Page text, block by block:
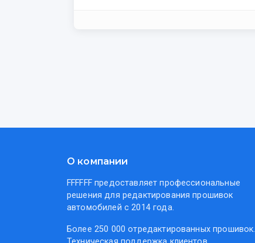
О компании
FFFFFF предоставляет профессиональные
решения для редактирования прошивок
автомобилей с 2014 года.
Более 250 000 отредактированных прошивок.